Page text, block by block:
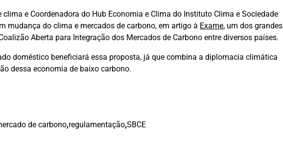
e Coordenadora do Hub Economia e Clima do Instituto Clima e Sociedade
mudança do clima e mercados de carbono, em artigo à Exame, um dos grandes
Aberta para Integração dos Mercados de Carbono entre diversos países.
doméstico beneficiará essa proposta, já que combina a diplomacia climática
dessa economia de baixo carbono.
de carbono,regulamentação,SBCE